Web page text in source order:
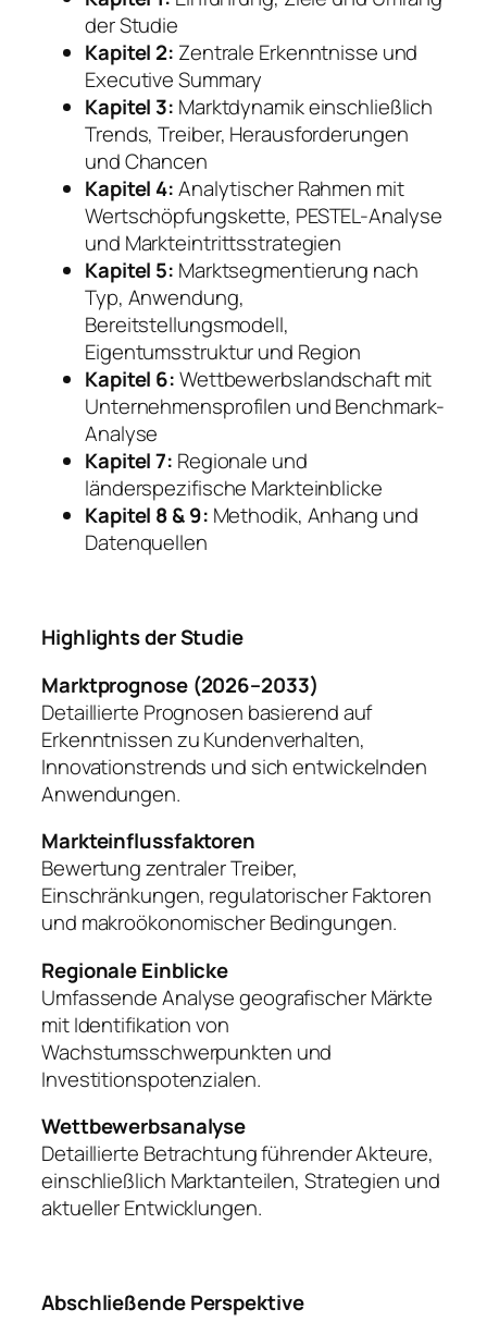
der Studie
Kapitel 2: Zentrale Erkenntnisse und
Executive Summary
Kapitel 3: Marktdynamik einschließlich
Trends, Treiber, Herausforderungen
und Chancen
Kapitel 4:Analytischer Rahmen mit
Wertschöpfungskette, PESTEL-Analyse
und Markteintrittsstrategien
Kapitel 5: Marktsegmentierung nach
Typ, Anwendung,
Bereitstellungsmodell,
Eigentumsstruktur und Region
Kapitel 6:Wettbewerbslandschaft mit
Unternehmensprofilen und Benchmark-
Analyse
Kapitel 7: Regionale und
länderspezifische Markteinblicke
Kapitel 8 & 9: Methodik, Anhang und
Datenquellen
Highlights der Studie
Marktprognose (2026–2033)
Detaillierte Prognosen basierend auf
Erkenntnissen zu Kundenverhalten,
Innovationstrends und sich entwickelnden
Anwendungen.
Markteinflussfaktoren
Bewertung zentraler Treiber,
Einschränkungen, regulatorischer Faktoren
und makroökonomischer Bedingungen.
Regionale Einblicke
Umfassende Analyse geografischer Märkte
mit Identifikation von
Wachstumsschwerpunkten und
Investitionspotenzialen.
Wettbewerbsanalyse
Detaillierte Betrachtung führender Akteure,
einschließlich Marktanteilen, Strategien und
aktueller Entwicklungen.
Abschließende Perspektive